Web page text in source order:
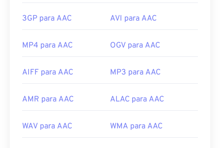
3GP para AAC AVI para AAC
MP4 para AAC OGV para AAC
AIFF para AAC MP3 para AAC
AMR para AAC ALAC para AAC
WAV para AAC WMA para AAC